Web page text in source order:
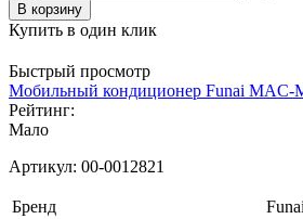
В корзину
Купить в один клик
Быстрый просмотр
Мобильный кондиционер Funai MAC-
Рейтинг:
Мало
Артикул: 00-0012821
Бренд
Funai